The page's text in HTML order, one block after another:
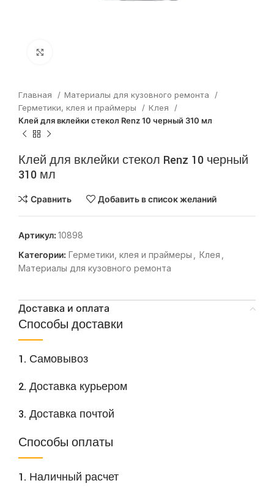
Главная
Материалы для кузовного ремонта
Герметики, клея и праймеры
Клея
Клей для вклейки стекол Renz 10 черный 310 мл
Клей для вклейки стекол Renz 10 черный
310 мл
Сравнить Добавить в список желаний
Артикул: 10898
Категории: Герметики, клея и праймеры Клея
Материалы для кузовного ремонта
Доставка и оплата
Способы доставки
1. Самовывоз
2. Доставка курьером
3. Доставка почтой
Способы оплаты
1. Наличный расчет